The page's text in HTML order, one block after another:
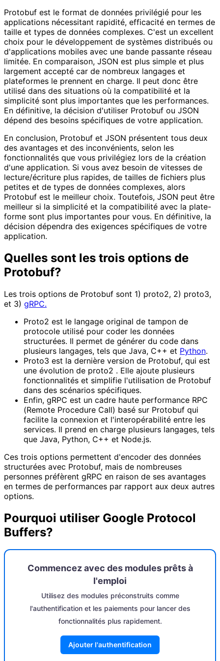
Protobuf est le format de données privilégié pour les
applications nécessitant rapidité, efficacité en termes de
taille et types de données complexes. C'est un excellent
choix pour le développement de systèmes distribués ou
d'applications mobiles avec une bande passante réseau
limitée. En comparaison, JSON est plus simple et plus
largement accepté car de nombreux langages et
plateformes le prennent en charge. Il peut donc être
utilisé dans des situations où la compatibilité et la
simplicité sont plus importantes que les performances.
En définitive, la décision d'utiliser Protobuf ou JSON
dépend des besoins spécifiques de votre application.
En conclusion, Protobuf et JSON présentent tous deux
des avantages et des inconvénients, selon les
fonctionnalités que vous privilégiez lors de la création
d'une application. Si vous avez besoin de vitesses de
lecture/écriture plus rapides, de tailles de fichiers plus
petites et de types de données complexes, alors
Protobuf est le meilleur choix. Toutefois, JSON peut être
meilleur si la simplicité et la compatibilité avec la plate-
forme sont plus importantes pour vous. En définitive, la
décision dépendra des exigences spécifiques de votre
application.
Quelles sont les trois options de
Protobuf?
Les trois options de Protobuf sont 1) proto2, 2) proto3,
et 3) gRPC.
Proto2 est le langage original de tampon de
protocole utilisé pour coder les données
structurées. Il permet de générer du code dans
plusieurs langages, tels que Java, C++ et Python.
Proto3 est la dernière version de Protobuf, qui est
une évolution de proto2 . Elle ajoute plusieurs
fonctionnalités et simplifie l'utilisation de Protobuf
dans des scénarios spécifiques.
Enfin, gRPC est un cadre haute performance RPC
(Remote Procedure Call) basé sur Protobuf qui
facilite la connexion et l'interopérabilité entre les
services. Il prend en charge plusieurs langages, tels
que Java, Python, C++ et Node.js.
Ces trois options permettent d'encoder des données
structurées avec Protobuf, mais de nombreuses
personnes préfèrent gRPC en raison de ses avantages
en termes de performances par rapport aux deux autres
options.
Pourquoi utiliser Google Protocol
Buffers?
Commencez avec des modules prêts à
l'emploi
Utilisez des modules préconstruits comme
l'authentification et les paiements pour lancer des
fonctionnalités plus rapidement.
Ajouter l'authentification